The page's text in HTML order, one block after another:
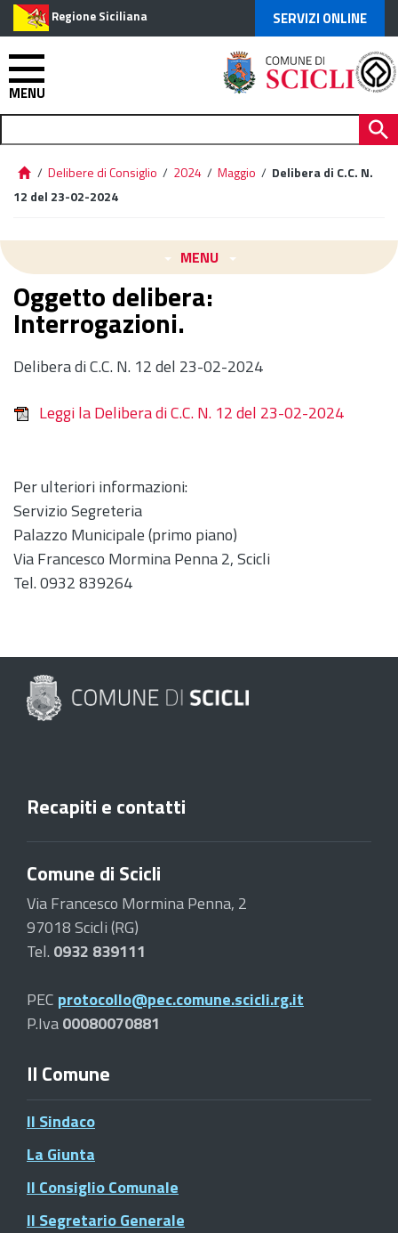
Regione Siciliana SERVIZI ONLINE
MENU
/ Delibere di Consiglio / 2024 / Maggio / Delibera di C.C. N.
12 del 23-02-2024
MENU
Oggetto delibera:
Interrogazioni.
Delibera di C.C. N. 12 del 23-02-2024
Leggi la Delibera di C.C. N. 12 del 23-02-2024
Per ulteriori informazioni:
Servizio Segreteria
Palazzo Municipale (primo piano)
Via Francesco Mormina Penna 2, Scicli
Tel. 0932 839264
Recapiti e contatti
Comune di Scicli
Via Francesco Mormina Penna, 2
97018 Scicli (RG)
Tel. 0932 839111
PEC protocollo@pec.comune.scicli.rg.it
P.Iva00080070881
Il Comune
Il Sindaco
La Giunta
Il Consiglio Comunale
Il Segretario Generale